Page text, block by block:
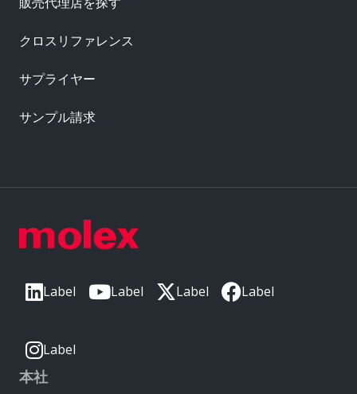
Label Label Label Label
Label
本社
クロスリファレンス
サプライヤー
サンプル請求